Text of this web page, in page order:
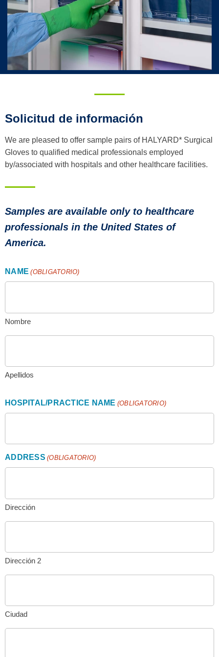
Solicitud de información
We are pleased to offer sample pairs of HALYARD* Surgical
Gloves to qualified medical professionals employed
by/associated with hospitals and other healthcare facilities.
Samples are available only to healthcare
professionals in the United States of
America.
NAME (OBLIGATORIO)
Nombre
Apellidos
HOSPITAL/PRACTICE NAME (OBLIGATORIO)
ADDRESS (OBLIGATORIO)
Dirección
Dirección 2
Ciudad